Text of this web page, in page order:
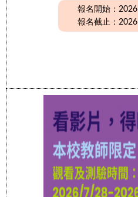
報名開始：
報名截止：